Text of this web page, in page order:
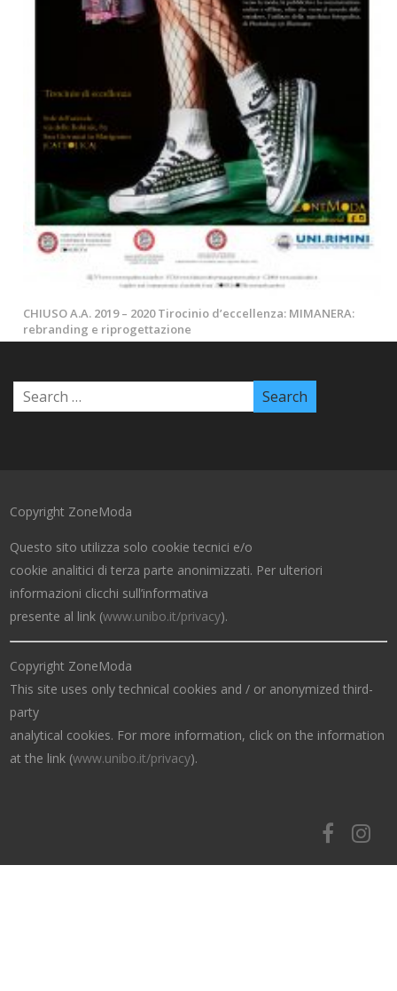
CHIUSO A.A. 2019 – 2020 Tirocinio d’eccellenza: MIMANERA:
rebranding e riprogettazione
Copyright ZoneModa
Questo sito utilizza solo cookie tecnici e/o
cookie analitici di terza parte anonimizzati. Per ulteriori
informazioni clicchi sull’informativa
presente al link (www.unibo.it/privacy).
Copyright ZoneModa
This site uses only technical cookies and / or anonymized third-
party
analytical cookies. For more information, click on the information
at the link (www.unibo.it/privacy).